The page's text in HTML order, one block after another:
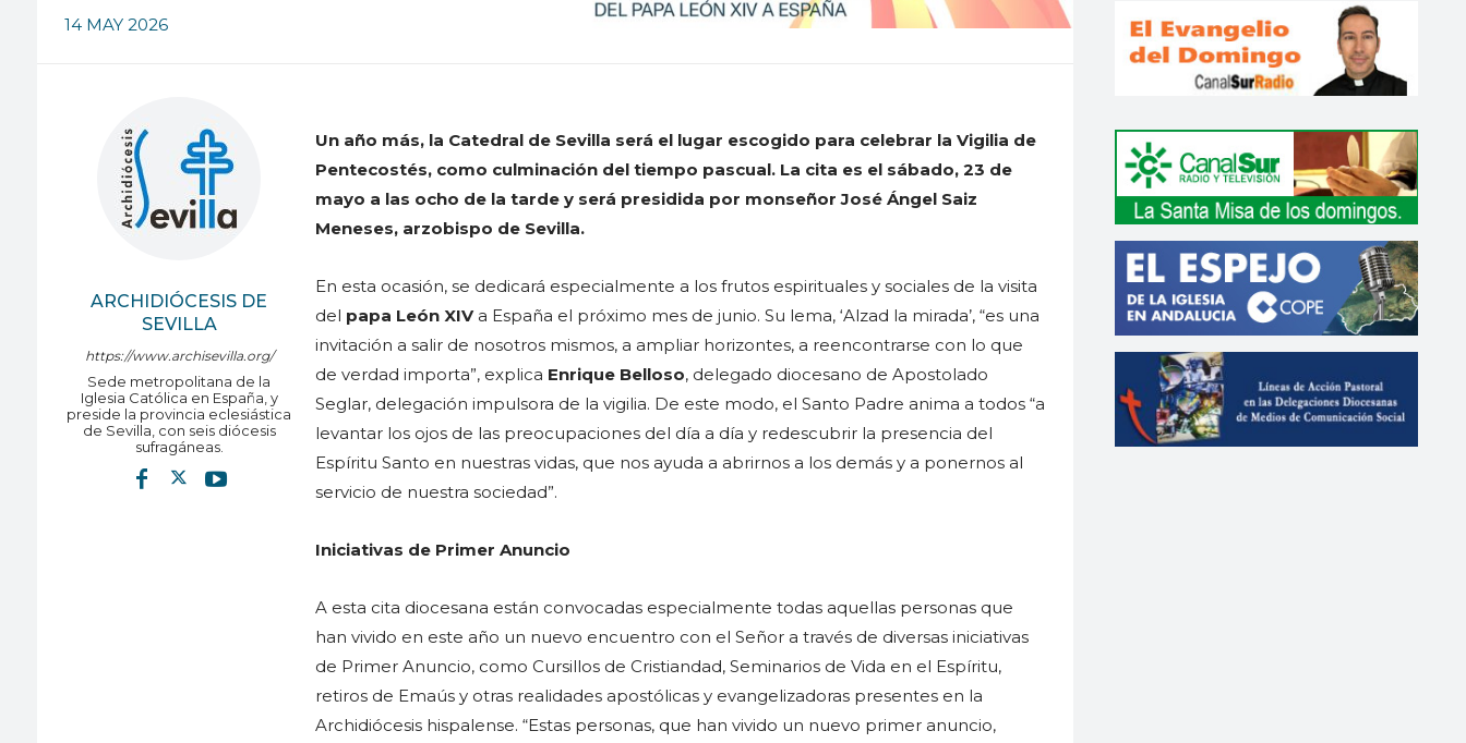
14 MAY 2026
ARCHIDIÓCESIS DE
SEVILLA
https://www.archisevilla.org/
Sede metropolitana de la
Iglesia Católica en España, y
preside la provincia eclesiástica
de Sevilla, con seis diócesis
sufragáneas.
Un año más, la Catedral de Sevilla será el lugar escogido para celebrar la Vigilia de
Pentecostés, como culminación del tiempo pascual. La cita es el sábado, 23 de
mayo a las ocho de la tarde y será presidida por monseñor José Ángel Saiz
Meneses, arzobispo de Sevilla.
En esta ocasión, se dedicará especialmente a los frutos espirituales y sociales de la visita
del papa León XIVa España el próximo mes de junio. Su lema, ‘Alzad la mirada’, “es una
invitación a salir de nosotros mismos, a ampliar horizontes, a reencontrarse con lo que
de verdad importa”, explica Enrique Belloso, delegado diocesano de Apostolado
Seglar, delegación impulsora de la vigilia. De este modo, el Santo Padre anima a todos “a
levantar los ojos de las preocupaciones del día a día y redescubrir la presencia del
Espíritu Santo en nuestras vidas, que nos ayuda a abrirnos a los demás y a ponernos al
servicio de nuestra sociedad”.
Iniciativas de Primer Anuncio
A esta cita diocesana están convocadas especialmente todas aquellas personas que
han vivido en este año un nuevo encuentro con el Señor a través de diversas iniciativas
de Primer Anuncio, como Cursillos de Cristiandad, Seminarios de Vida en el Espíritu,
retiros de Emaús y otras realidades apostólicas y evangelizadoras presentes en la
Archidiócesis hispalense. “Estas personas, que han vivido un nuevo primer anuncio,